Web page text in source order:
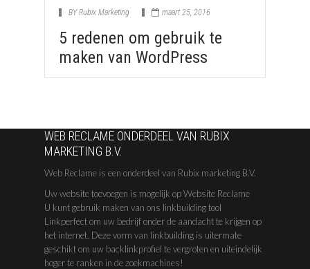
BYRubix Marketing maart 25, 2016
5 redenen om gebruik te
maken van WordPress
WEB RECLAME ONDERDEEL VAN RUBIX
MARKETING B.V.
Web Reclame is een onderdeel van Rubix marketing B.V.
Uw website toevoegen is mogelijk op Website Reclame
U kunt gebruik maken van ons linkbuilding tool
Linkperfect om uw bedrijf onder de aandacht te krijgen op
het internet. Deze vorm van linkbuilding is uitermate
geschikt om uw backlinkprofiel te vergroten en uiteindelijk
hoger te ranken in de zoekmachines!